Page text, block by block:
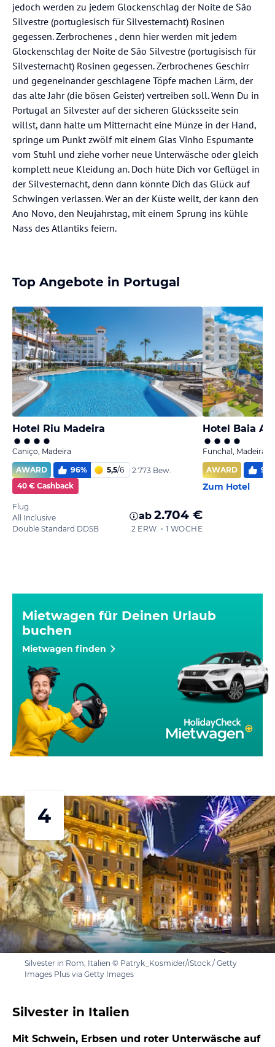
jedoch werden zu jedem Glockenschlag der Noite de São
Silvestre (portugiesisch für Silvesternacht) Rosinen
gegessen. Zerbrochenes , denn hier werden mit jedem
Glockenschlag der Noite de São Silvestre (portugisisch für
Silvesternacht) Rosinen gegessen. Zerbrochenes Geschirr
und gegeneinander geschlagene Töpfe machen Lärm, der
das alte Jahr (die bösen Geister) vertreiben soll. Wenn Du in
Portugal an Silvester auf der sicheren Glücksseite sein
willst, dann halte um Mitternacht eine Münze in der Hand,
springe um Punkt zwölf mit einem Glas Vinho Espumante
vom Stuhl und ziehe vorher neue Unterwäsche oder gleich
komplett neue Kleidung an. Doch hüte Dich vor Geflügel in
der Silvesternacht, denn dann könnte Dich das Glück auf
Schwingen verlassen. Wer an der Küste weilt, der kann den
Ano Novo, den Neujahrstag, mit einem Sprung ins kühle
Nass des Atlantiks feiern.
Top Angebote in Portugal
Hotel Riu Madeira
Caniço, Madeira
AWARD
96% 5,5/6
2.773 Bew.
40 € Cashback
Flug
All Inclusive
Double Standard DDSB
ab 2.704 €
2 ERW. • 1 WOCHE
Hotel Baia
Funchal, Madeira
AWARD
96
Zum Hotel
Mietwagen für Deinen Urlaub
buchen
Mietwagen finden
4
Silvester in Rom, Italien © Patryk_Kosmider/iStock / Getty
Images Plus via Getty Images
Silvester in Italien
Mit Schwein, Erbsen und roter Unterwäsche auf